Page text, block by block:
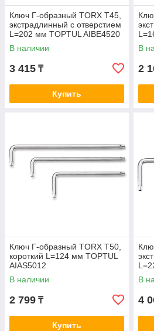
Ключ Г-образный TORX T45,
экстрадлинный с отверстием
L=202 мм TOPTUL AIBE4520
В наличии
3 415 ₸
Купить
В
2
Ключ Г-образный TORX T50,
короткий L=124 мм TOPTUL
AIAS5012
В наличии
2 799 ₸
Купить
В
4